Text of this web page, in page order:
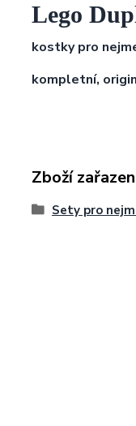
Lego
kostky pro
kompletní,
Zboží
Sety pro